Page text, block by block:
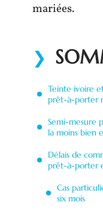
mariées.
Teinte ivoire
prêt-à-porter
Semi-mesure
la moins bien
Délais de
prêt-à-porter
Cas
six mois